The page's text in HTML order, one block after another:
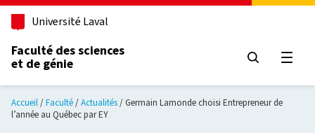
Aller au contenu principal
Université Laval
Faculté des sciences
et de génie
Accueil Faculté Actualités
Germain Lamonde choisi Entrepreneur de
l’année au Québec par EY